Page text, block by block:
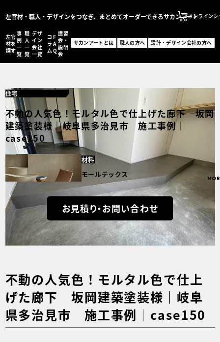
左官材・職人・デザインをつなぎ、まとめてオーダーできるサカンアートオンラインシ
左官
材を
探す
事
例
一
覧
職
人
一
覧
デザ
イン
会社
一覧
コ
ラ
ム
F
A
Q
講習
会・
説明
会
サカンアートとは 職人の方へ 設計・デザイン会社の方へ
サカンアートとは
職人の方へ
設計・デザイン会社の
MENU
左官材を探す
事例一覧
職人一覧
設計・デザイン会社一
コラム
FAQ
講習会・説明会
お問い合わせ
事例登録フォーム
住宅
不動の人気色！モルタル色で仕上げた廊下 坂岡
建築塗装様｜岐阜県多治見市 施工事例｜
case150
材料
モールテックス
お見積り・お問い合わせ
不動の人気色！モルタル色で仕上
げた廊下 坂岡建築塗装様｜岐阜
県多治見市 施工事例｜case150